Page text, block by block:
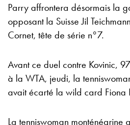
Parry affrontera désormais la
opposant la Suisse Jil
Cornet, tête de série n°7.
Avant ce duel contre Kovinic,
à la WTA, jeudi, la
avait écarté la wild card
La tenniswoman monténégrine